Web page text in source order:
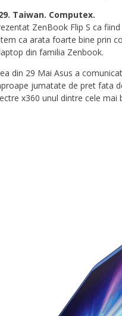
Taiwan. Computex.
ZenBook Flip S ca
ca arata foarte bine prin
din familia Zenbook.
din 29 Mai Asus a
jumatate de pret fata
x360 unul dintre cele